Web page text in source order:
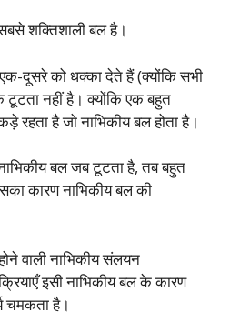
शक्तिशाली बल है।
दूसरे को धक्का देते हैं (क्योंकि सभी
टूटता नहीं है। क्योंकि एक बहुत
है जो नाभिकीय बल होता है।
बल जब टूटता है, तब बहुत
कारण नाभिकीय बल की
वाली नाभिकीय संलयन
इसी नाभिकीय बल के कारण
चमकता है।